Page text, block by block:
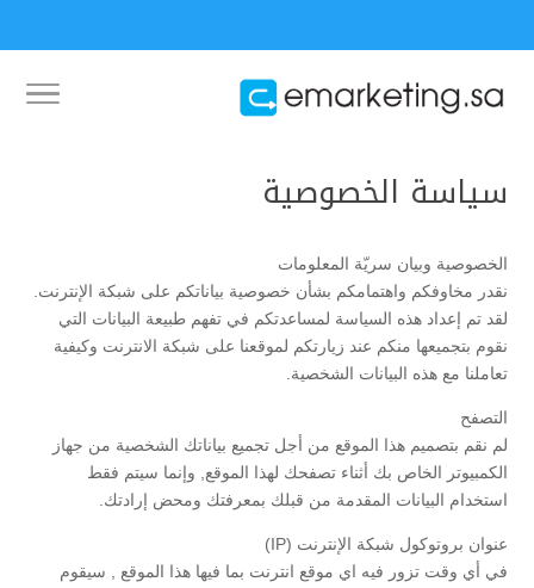
سياسة الخصوصية
الخصوصية وبيان سريّة المعلومات
نقدر مخاوفكم واهتمامكم بشأن خصوصية بياناتكم على شبكة الإنترنت.
لقد تم إعداد هذه السياسة لمساعدتكم في تفهم طبيعة البيانات التي
نقوم بتجميعها منكم عند زيارتكم لموقعنا على شبكة الانترنت وكيفية
تعاملنا مع هذه البيانات الشخصية.
التصفح
لم نقم بتصميم هذا الموقع من أجل تجميع بياناتك الشخصية من جهاز
الكمبيوتر الخاص بك أثناء تصفحك لهذا الموقع, وإنما سيتم فقط
استخدام البيانات المقدمة من قبلك بمعرفتك ومحض إرادتك.
عنوان بروتوكول شبكة الإنترنت (IP)
في أي وقت تزور فيه اي موقع انترنت بما فيها هذا الموقع , سيقوم